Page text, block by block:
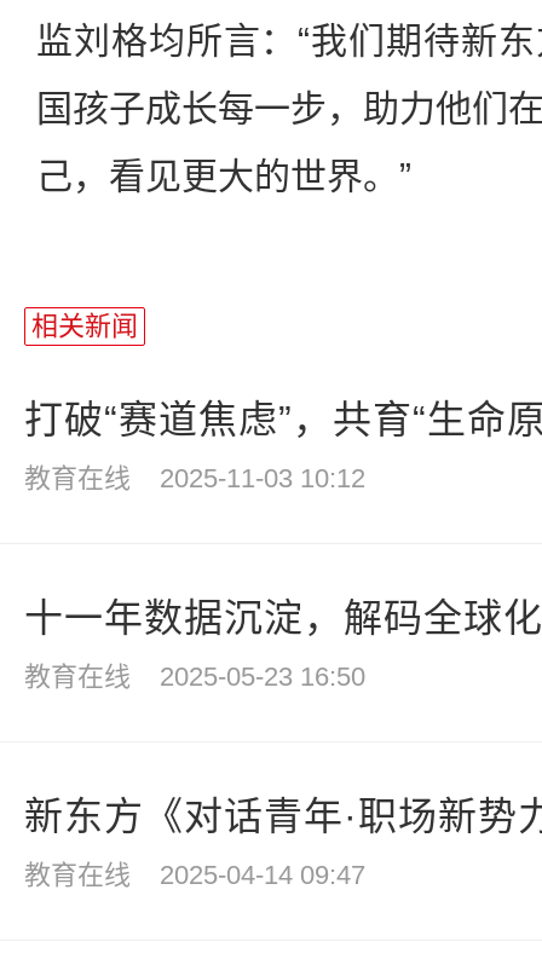
监刘格均所言：“我们期待新
国孩子成长每一步，助力他们
己，看见更大的世界。”
相关新闻
打破“赛道焦虑”，共育“生命
教育在线 2025-11-03 10:12
十一年数据沉淀，解码全球
教育在线 2025-05-23 16:50
新东方《对话青年·职场新势
教育在线 2025-04-14 09:47